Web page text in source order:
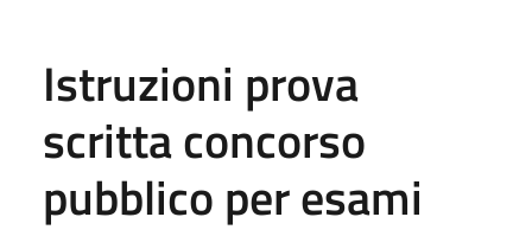
Istruzioni prova
scritta concorso
pubblico per esami